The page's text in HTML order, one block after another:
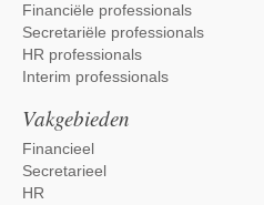
Financiële professionals
Secretariële professionals
HR professionals
Interim professionals
Vakgebieden
Financieel
Secretarieel
HR